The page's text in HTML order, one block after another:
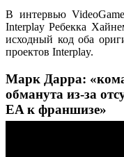
В интервью
Interplay Ребекка
исходный код оба
проектов Interplay.
Марк Дарра:
обманута из-за
EA к франшизе»